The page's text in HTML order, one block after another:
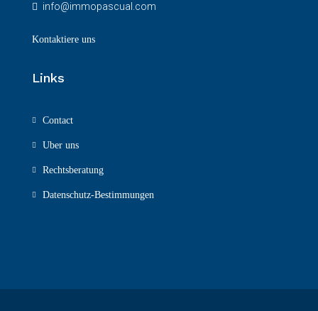
info@immopascual.com
Kontaktiere uns
Links
Contact
Uber uns
Rechtsberatung
Datenschutz-Bestimmungen